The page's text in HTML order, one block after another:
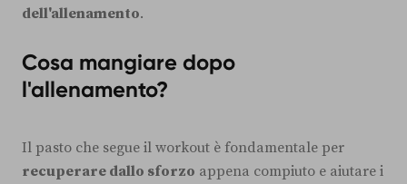
dell'allenamento.
Cosa mangiare dopo
l'allenamento?
Il pasto che segue il workout è fondamentale per
recuperare dallo sforzo appena compiuto e aiutare i